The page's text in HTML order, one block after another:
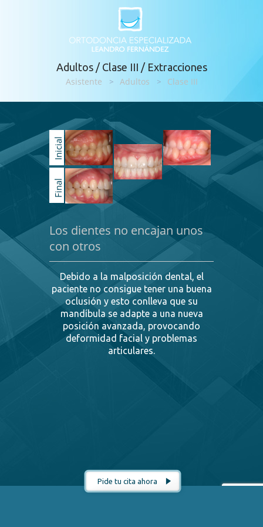
Adultos / Clase III / Extracciones
Asistente > Adultos > Clase III
Inicial
Final
Los dientes no encajan unos
con otros
Debido a la malposición dental, el
paciente no consigue tener una buena
oclusión y esto conlleva que su
mandíbula se adapte a una nueva
posición avanzada, provocando
deformidad facial y problemas
articulares.
Pide tu cita ahora